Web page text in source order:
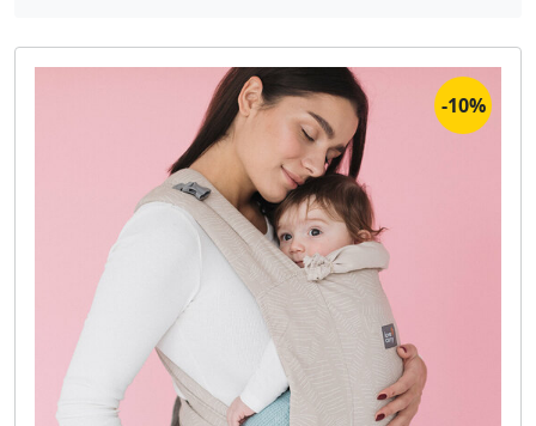
-10%